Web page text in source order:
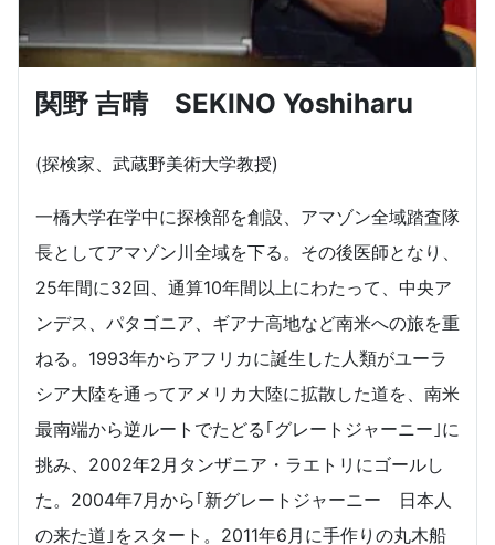
関野 吉晴 SEKINO Yoshiharu
(探検家、武蔵野美術大学教授)
一橋大学在学中に探検部を創設、アマゾン全域踏査隊
長としてアマゾン川全域を下る。その後医師となり、
25年間に32回、通算10年間以上にわたって、中央ア
ンデス、パタゴニア、ギアナ高地など南米への旅を重
ねる。1993年からアフリカに誕生した人類がユーラ
シア大陸を通ってアメリカ大陸に拡散した道を、南米
最南端から逆ルートでたどる｢グレートジャーニー｣に
挑み、2002年2月タンザニア・ラエトリにゴールし
た。2004年7月から｢新グレートジャーニー 日本人
の来た道｣をスタート。2011年6月に手作りの丸木船